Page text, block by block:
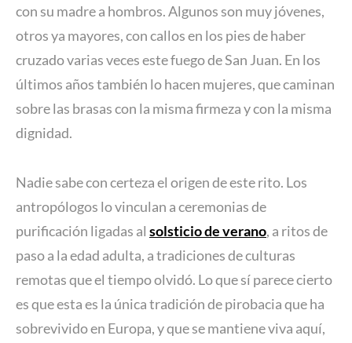
con su madre a hombros. Algunos son muy jóvenes,
otros ya mayores, con callos en los pies de haber
cruzado varias veces este fuego de San Juan. En los
últimos años también lo hacen mujeres, que caminan
sobre las brasas con la misma firmeza y con la misma
dignidad.
Nadie sabe con certeza el origen de este rito. Los
antropólogos lo vinculan a ceremonias de
purificación ligadas al solsticio de verano, a ritos de
paso a la edad adulta, a tradiciones de culturas
remotas que el tiempo olvidó. Lo que sí parece cierto
es que esta es la única tradición de pirobacia que ha
sobrevivido en Europa, y que se mantiene viva aquí,